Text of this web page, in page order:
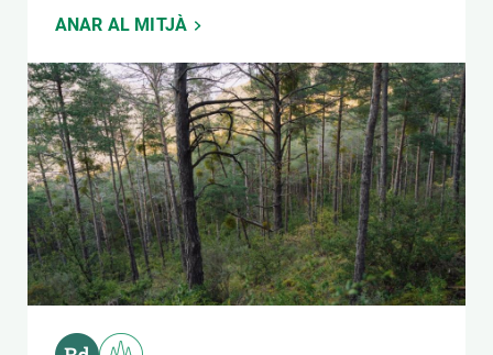
ANAR AL MITJÀ